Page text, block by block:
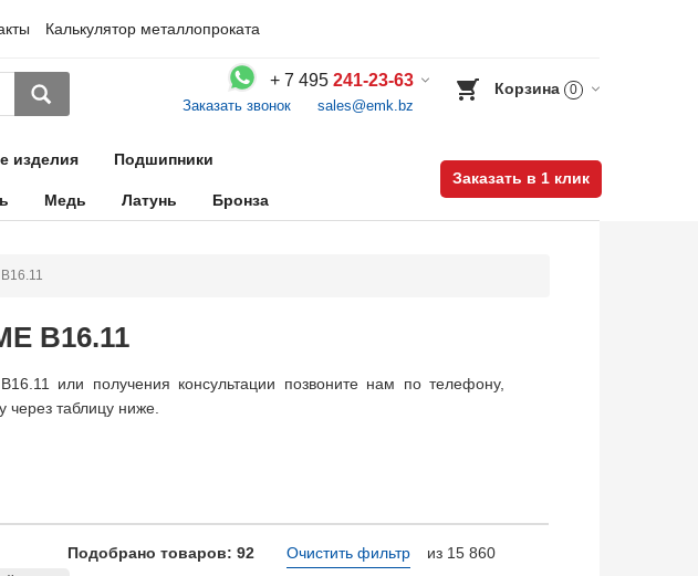
Калькулятор металлопроката
+ 7 495 241-23-63
Заказать звонок sales@emk.bz
Корзина 0
изделия Подшипники
Медь Латунь Бронза
Заказать в 1 клик
B16.11
или получения консультации позвоните нам по телефону,
через таблицу ниже.
Подобрано товаров: 92 из 15 860
Очистить фильтр